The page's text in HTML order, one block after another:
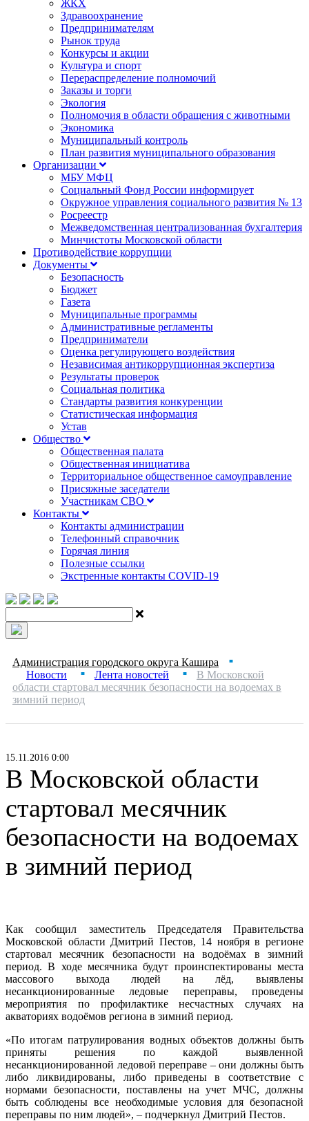
ЖКХ
Здравоохранение
Предпринимателям
Рынок труда
Конкурсы и акции
Культура и спорт
Перераспределение полномочий
Заказы и торги
Экология
Полномочия в области обращения с животными
Экономика
Муниципальный контроль
План развития муниципального образования
Организации
МБУ МФЦ
Социальный Фонд России информирует
Окружное управления социального развития № 13
Росреестр
Межведомственная централизованная бухгалтерия
Минчистоты Московской области
Противодействие коррупции
Документы
Безопасность
Бюджет
Газета
Муниципальные программы
Административные регламенты
Предприниматели
Оценка регулирующего воздействия
Независимая антикоррупционная экспертиза
Результаты проверок
Социальная политика
Стандарты развития конкуренции
Статистическая информация
Устав
Общество
Общественная палата
Общественная инициатива
Территориальное общественное самоуправление
Присяжные заседатели
Участникам СВО
Контакты
Контакты администрации
Телефонный справочник
Горячая линия
Полезные ссылки
Экстренные контакты COVID-19
Администрация городского округа Кашира ■
Новости ■ Лента новостей ■
В Московской
области стартовал месячник безопасности на водоемах в
зимний период
15.11.2016 0:00
В Московской области
стартовал месячник
безопасности на водоемах
в зимний период
Как сообщил заместитель Председателя Правительства
Московской области Дмитрий Пестов, 14 ноября в регионе
стартовал месячник безопасности на водоёмах в зимний
период. В ходе месячника будут проинспектированы места
массового выхода людей на лёд, выявлены
несанкционированные ледовые переправы, проведены
мероприятия по профилактике несчастных случаях на
акваториях водоёмов региона в зимний период.
«По итогам патрулирования водных объектов должны быть
приняты решения по каждой выявленной
несанкционированной ледовой переправе – они должны быть
либо ликвидированы, либо приведены в соответствие с
нормами безопасности, поставлены на учет МЧС, должны
быть соблюдены все необходимые условия для безопасной
переправы по ним людей», – подчеркнул Дмитрий Пестов.